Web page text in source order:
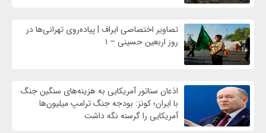
تصاویر اختصاصی ایراف | پیاده‌روی تهرانی‌ها در
روز اربعین حسینی – ۱
اذعان سناتور آمریکایی به هزینه‌های سنگین جنگ
با ایران؛ کونز: بودجه جنگ ترامپ میلیون‌ها
آمریکایی را گرسنه نگه داشت